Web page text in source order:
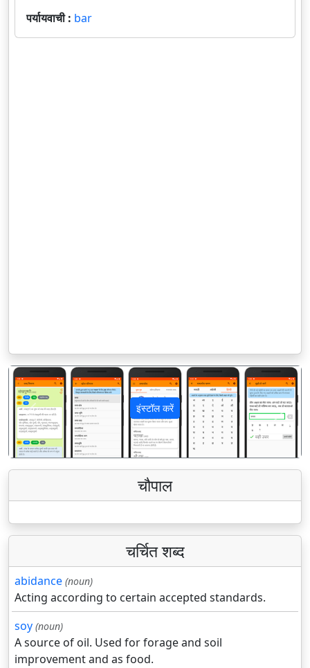
पर्यायवाची : bar
इंस्टॉल करें
पिछला अगला
चौपाल
चर्चित शब्द
abidance (noun)
Acting according to certain accepted standards.
soy (noun)
A source of oil. Used for forage and soil
improvement and as food.